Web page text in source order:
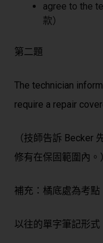
agree to the
款）
第二題
The technician
require a repair
（技師告訴 Becker
修有在保固範圍內。
補充：橘底處為考點
以往的單字筆記形式